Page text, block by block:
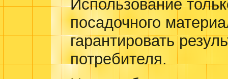
Использование
посадочного
гарантировать
потребителя.